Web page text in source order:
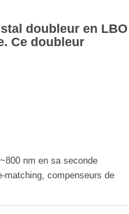
doubleur en LBO
Ce doubleur
nm en sa seconde
matching, compenseurs de